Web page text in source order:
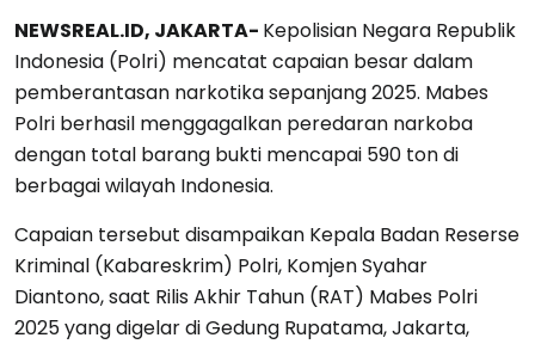
NEWSREAL.ID, JAKARTA- Kepolisian Negara Republik
Indonesia (Polri) mencatat capaian besar dalam
pemberantasan narkotika sepanjang 2025. Mabes
Polri berhasil menggagalkan peredaran narkoba
dengan total barang bukti mencapai 590 ton di
berbagai wilayah Indonesia.
Capaian tersebut disampaikan Kepala Badan Reserse
Kriminal (Kabareskrim) Polri, Komjen Syahar
Diantono, saat Rilis Akhir Tahun (RAT) Mabes Polri
2025 yang digelar di Gedung Rupatama, Jakarta,